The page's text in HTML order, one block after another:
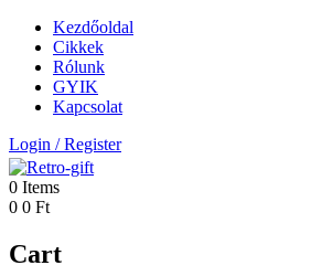
Kezdőoldal
Cikkek
Rólunk
GYIK
Kapcsolat
Login /Register
0 Items
0 0 Ft
Cart